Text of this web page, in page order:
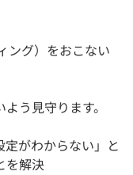
ング）をおこない
う見守ります。
がわからない」と
を解決